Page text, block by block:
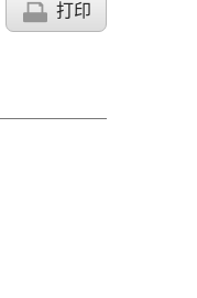
打印